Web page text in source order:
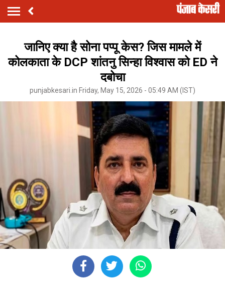
जानिए क्या है सोना पप्पू केस? जिस मामले में
कोलकाता के DCP शांतनु सिन्हा विश्वास को ED ने
दबोचा
punjabkesari.in Friday, May 15, 2026 - 05:49 AM (IST)